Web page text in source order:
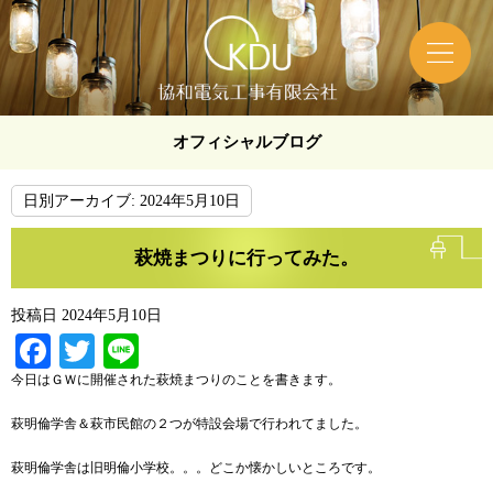
オフィシャルブログ
日別アーカイブ: 2024年5月10日
萩焼まつりに行ってみた。
投稿日 2024年5月10日
Facebook
Twitter
今日はＧＷに開催された萩焼まつりのことを書きます。
萩明倫学舎＆萩市民館の２つが特設会場で行われてました。
萩明倫学舎は旧明倫小学校。。。どこか懐かしいところです。